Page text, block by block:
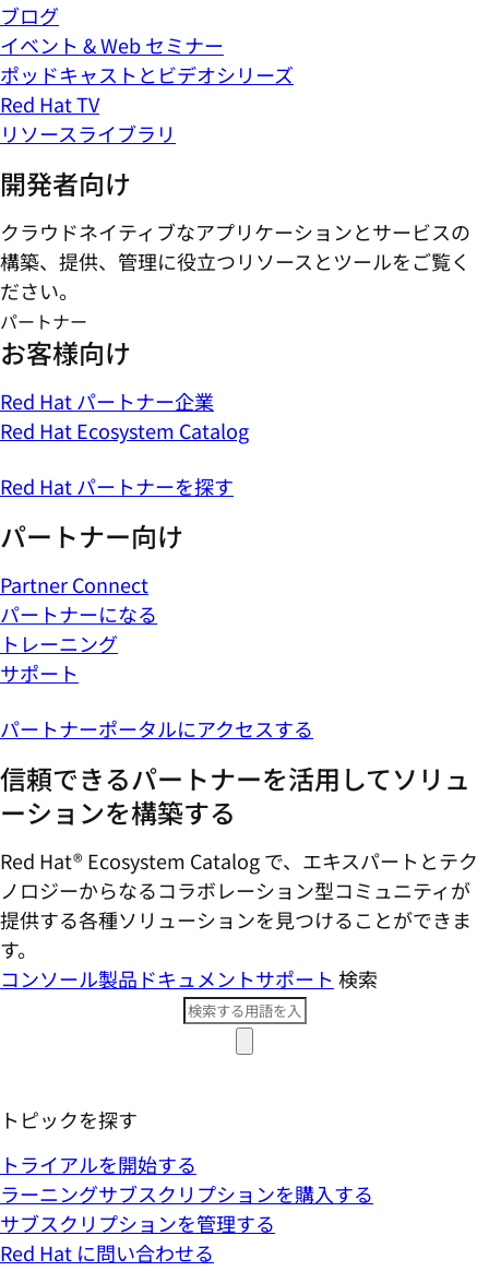
ブログ
イベント & Web セミナー
ポッドキャストとビデオシリーズ
Red Hat TV
リソースライブラリ
開発者向け
クラウドネイティブなアプリケーションとサービスの
構築、提供、管理に役立つリソースとツールをご覧く
ださい。
パートナー
お客様向け
Red Hat パートナー企業
Red Hat Ecosystem Catalog
Red Hat パートナーを探す
パートナー向け
Partner Connect
パートナーになる
トレーニング
サポート
パートナーポータルにアクセスする
信頼できるパートナーを活用してソリュ
ーションを構築する
Red Hat® Ecosystem Catalog で、エキスパートとテク
ノロジーからなるコラボレーション型コミ​ュニティが
提供する各種ソリューションを見つけることができま
す。
コンソール製品ドキュメントサポート 検索
トピックを探す
トライアルを開始する
ラーニングサブスクリプションを購入する
サブスクリプションを管理する
Red Hat に問い合わせる